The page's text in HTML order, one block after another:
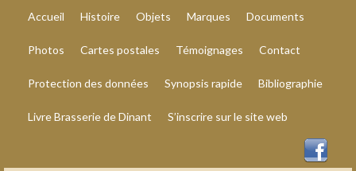
Accueil Histoire Objets Marques Documents
Photos Cartes postales Témoignages Contact
Protection des données Synopsis rapide Bibliographie
Livre Brasserie de Dinant S’inscrire sur le site web